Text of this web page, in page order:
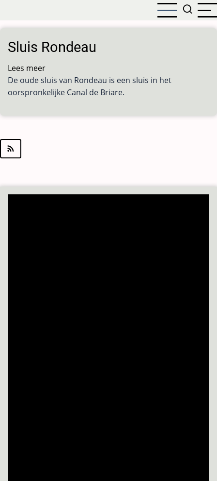
naar
de
inhoud
gaan
Sluis Rondeau
Lees meer
Sluis
Rondeau
De oude sluis van Rondeau is een sluis in het
oorspronkelijke Canal de Briare.